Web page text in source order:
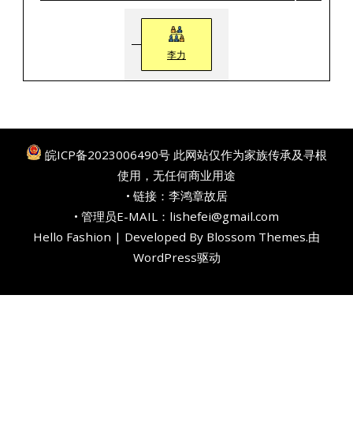
李力
皖ICP备2023006490号 此网站仅作为家族传承及寻根
使用，无任何商业用途
• 链接： 李鸿章故居
• 管理员E-MAIL：lishefei@gmail.com
Hello Fashion | Developed By Blossom Themes.由
WordPress驱动